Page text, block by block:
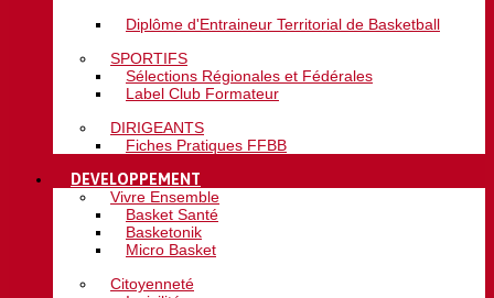
Diplôme d'Entraineur Territorial de Basketball
SPORTIFS
Sélections Régionales et Fédérales
Label Club Formateur
DIRIGEANTS
Fiches Pratiques FFBB
DEVELOPPEMENT
Vivre Ensemble
Basket Santé
Basketonik
Micro Basket
Citoyenneté